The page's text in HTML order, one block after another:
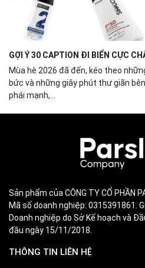
GỢI Ý 30 CAPTION ĐI BIỂN CỰC
Mùa hè 2026 đã đến, kéo theo
bức và những giây phút thư giãn
phái mạnh,...
Sản phẩm của CÔNG TY CỔ PHẦN
Mã số doanh nghiệp: 0315391861.
Doanh nghiệp do Sở Kế hoạch và
đầu ngày 15/11/2018.
THÔNG TIN LIÊN HỆ